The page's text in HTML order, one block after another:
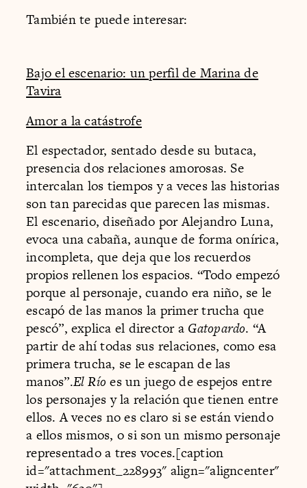
También te puede interesar:
Bajo el escenario: un perfil de Marina de
Tavira
Amor a la catástrofe
El espectador, sentado desde su butaca,
presencia dos relaciones amorosas. Se
intercalan los tiempos y a veces las historias
son tan parecidas que parecen las mismas.
El escenario, diseñado por Alejandro Luna,
evoca una cabaña, aunque de forma onírica,
incompleta, que deja que los recuerdos
propios rellenen los espacios. “Todo empezó
porque al personaje, cuando era niño, se le
escapó de las manos la primer trucha que
pescó”, explica el director a Gatopardo. “A
partir de ahí todas sus relaciones, como esa
primera trucha, se le escapan de las
manos”.El Ríoes un juego de espejos entre
los personajes y la relación que tienen entre
ellos. A veces no es claro si se están viendo
a ellos mismos, o si son un mismo personaje
representado a tres voces.[caption
id="attachment_228993" align="aligncenter"